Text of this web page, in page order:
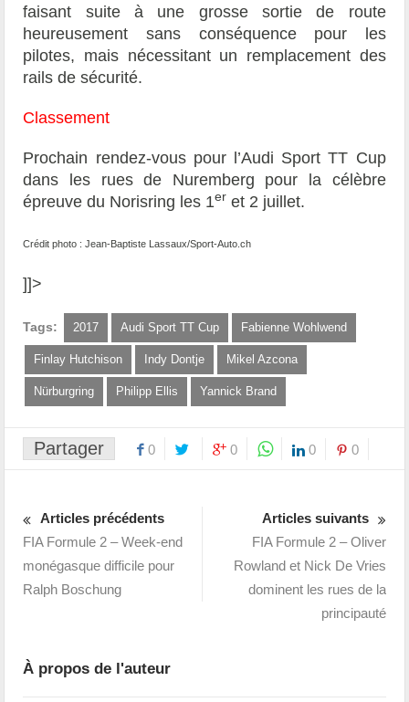
faisant suite à une grosse sortie de route
heureusement sans conséquence pour les
pilotes, mais nécessitant un remplacement des
rails de sécurité.
Classement
Prochain rendez-vous pour l’Audi Sport TT Cup
dans les rues de Nuremberg pour la célèbre
épreuve du Norisring les 1er et 2 juillet.
Crédit photo : Jean-Baptiste Lassaux/Sport-Auto.ch
]]>
Tags: 2017 Audi Sport TT Cup Fabienne Wohlwend
Finlay Hutchison Indy Dontje Mikel Azcona
Nürburgring Philipp Ellis Yannick Brand
Partager 0 0 0 0
Articles précédents
FIA Formule 2 – Week-end
monégasque difficile pour
Ralph Boschung
Articles suivants
FIA Formule 2 – Oliver
Rowland et Nick De Vries
dominent les rues de la
principauté
À propos de l'auteur